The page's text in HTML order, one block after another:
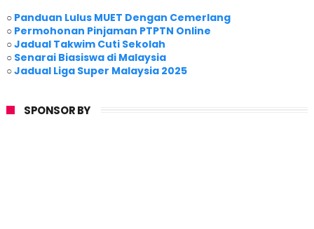
○ Panduan Lulus MUET Dengan Cemerlang
○ Permohonan Pinjaman PTPTN Online
○Jadual Takwim Cuti Sekolah
○ Senarai Biasiswa di Malaysia
○Jadual Liga Super Malaysia 2025
SPONSOR BY